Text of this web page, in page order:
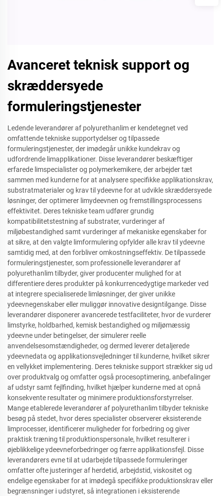
Avanceret teknisk support og
skræddersyede
formuleringstjenester
Ledende leverandører af polyurethanlim er kendetegnet ved
omfattende tekniske supportydelser og tilpassede
formuleringstjenester, der imødegår unikke kundekrav og
udfordrende limapplikationer. Disse leverandører beskæftiger
erfarede limspecialister og polymerkemikere, der arbejder tæt
sammen med kunderne for at analysere specifikke applikationskrav,
substratmaterialer og krav til ydeevne for at udvikle skræddersyede
løsninger, der optimerer limydeevnen og fremstillingsprocessens
effektivitet. Deres tekniske team udfører grundig
kompatibilitetstestning af substrater, vurderinger af
miljøbestandighed samt vurderinger af mekaniske egenskaber for
at sikre, at den valgte limformulering opfylder alle krav til ydeevne
samtidig med, at den forbliver omkostningseffektiv. De tilpassede
formuleringstjenester, som professionelle leverandører af
polyurethanlim tilbyder, giver producenter mulighed for at
differentiere deres produkter på konkurrencedygtige markeder ved
at integrere specialiserede limløsninger, der giver unikke
ydeevnegenskaber eller muliggør innovative designtilgange. Disse
leverandører disponerer avancerede testfaciliteter, hvor de vurderer
limstyrke, holdbarhed, kemisk bestandighed og miljømæssig
ydeevne under betingelser, der simulerer reelle
anvendelsesomstændigheder, og dermed leverer detaljerede
ydeevnedata og applikationsvejledninger til kunderne, hvilket sikrer
en vellykket implementering. Deres tekniske support strækker sig ud
over produktvalg og omfatter også procesoptimering, anbefalinger
af udstyr samt fejlfinding, hvilket hjælper kunderne med at opnå
konsekvente resultater og minimere produktionsforstyrrelser.
Mange etablerede leverandører af polyurethanlim tilbyder tekniske
besøg på stedet, hvor deres specialister observerer eksisterende
limprocesser, identificerer muligheder for forbedring og giver
praktisk træning til produktionspersonale, hvilket resulterer i
øjeblikkelige ydeevneforbedringer og færre applikationsfejl. Disse
leverandørers evne til at udarbejde tilpassede formuleringer
omfatter ofte justeringer af herdetid, arbejdstid, viskositet og
endelige egenskaber for at imødegå specifikke produktionskrav eller
begrænsninger i udstyret, så integrationen i eksisterende